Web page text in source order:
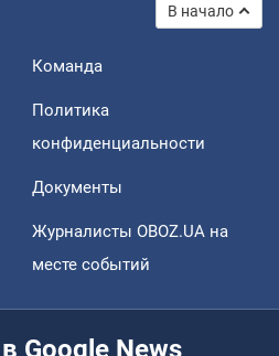
В начало
Команда
Политика
конфиденциальности
Документы
Журналисты OBOZ.UA на
месте событий
Google News